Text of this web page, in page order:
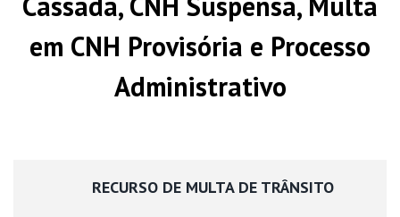
em CNH Provisória e Processo
Administrativo
RECURSO DE MULTA DE TRÂNSITO